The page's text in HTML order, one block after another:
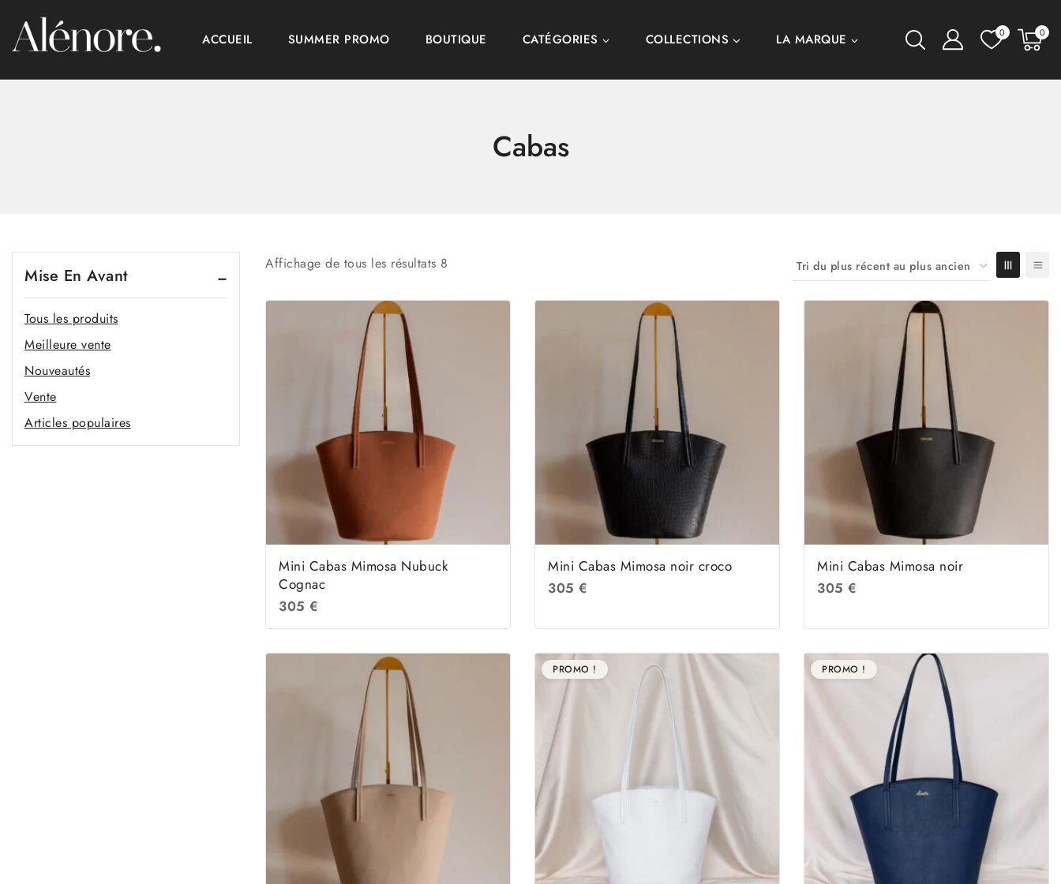
ACCUEIL SUMMER PROMO BOUTIQUE CATÉGORIES COLLECTIONS LA MARQUE 0 0
Cabas
Affichage de tous les résultats 8
Mini Cabas Mimosa Nubuck
Cognac
305€
Mini Cabas Mimosa noir croco
305€
Mini Cabas Mimosa noir
305€
PROMO ! PROMO !
Mise En Avant
Tous les produits
Meilleure vente
Nouveautés
Vente
Articles populaires